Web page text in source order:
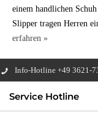
einem handlichen
Slipper tragen Herren
erfahren »
Info-Hotline +49 3621-
Service Hotline